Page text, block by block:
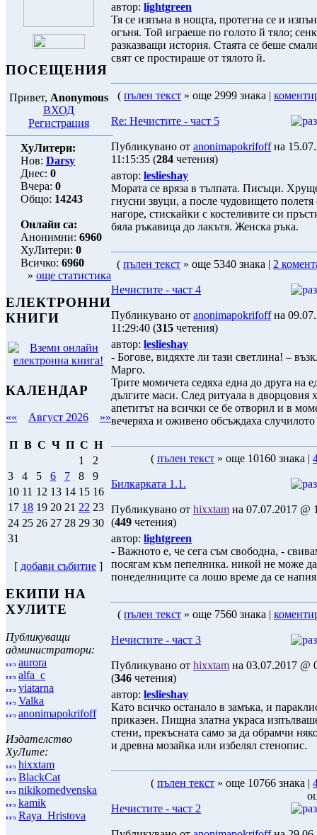
ПОСЕЩЕНИЯ
Привет, Anonymous
ВХОД
Регистрация
ХуЛитери:
Нов: Darsy
Днес: 0
Вчера: 0
Общо: 14243
Онлайн са:
Анонимни: 6960
ХуЛитери: 0
Всичко: 6960
» още статистика
ЕЛЕКТРОННИ
КНИГИ
КАЛЕНДАР
«« Август 2026 »»
П В С Ч П С Н
1
2
3
4 5 6 7 8
9
10 11 12 13 14 15 16
17 18 19 20 21 22 23
24 25 26 27 28 29 30
31
[ добави събитие ]
ЕКИПИ НА
ХУЛИТЕ
Публикуващи
администратори:
aurora
alfa_c
viatarna
Valka
anonimapokrifoff
Издателство
ХуЛите:
hixxtam
BlackCat
nikikomedvenska
kamik
Raya_Hristova
автор: lightgreen
Тя се изпъна в нощта, протегна се и
огъня. Той играеше по голото й тяло;
разказващи история. Стаята се беше
свят се простираше от тялото й.
( пълен текст » още 2999 знака |
Re: Нечистите - част 5
Публикувано от anonimapokrifoffна
11:15:35 (284 четения)
автор: leslieshay
Мората се вряза в тълпата. Писъци.
гнусни звуци, а после чудовището полетя
нагоре, стискайки с костеливите си
бяла ръкавица до лакътя. Женска ръка.
( пълен текст » още 5340 знака | 2
Нечистите - част 4
Публикувано от anonimapokrifoffна
11:29:40 (315 четения)
автор: leslieshay
- Богове, видяхте ли тази светлина! –
Марго.
Трите момичета седяха една до друга на
дългите маси. След ритуала в дворцовия
апетитът на всички се бе отворил и в
вечеряха и оживено обсъждаха случилото
( пълен текст » още 10160 знака |
Билкарката 1.1.
Публикувано от hixxtam на 07.07.2017 @
(449 четения)
автор: lightgreen
- Важното е, че сега съм свободна, -
посягам към пепелника. никой не може
понеделниците са лошо време да се
( пълен текст » още 7560 знака |
Нечистите - част 3
Публикувано от hixxtam на 03.07.2017 @
(346 четения)
автор: leslieshay
Като всичко останало в замъка, и
приказен. Пищна златна украса
стени, прекъсната само за да обрамчи
и древна мозайка или избелял стенопис.
( пълен текст » още 10766 знака |
Нечистите - част 2